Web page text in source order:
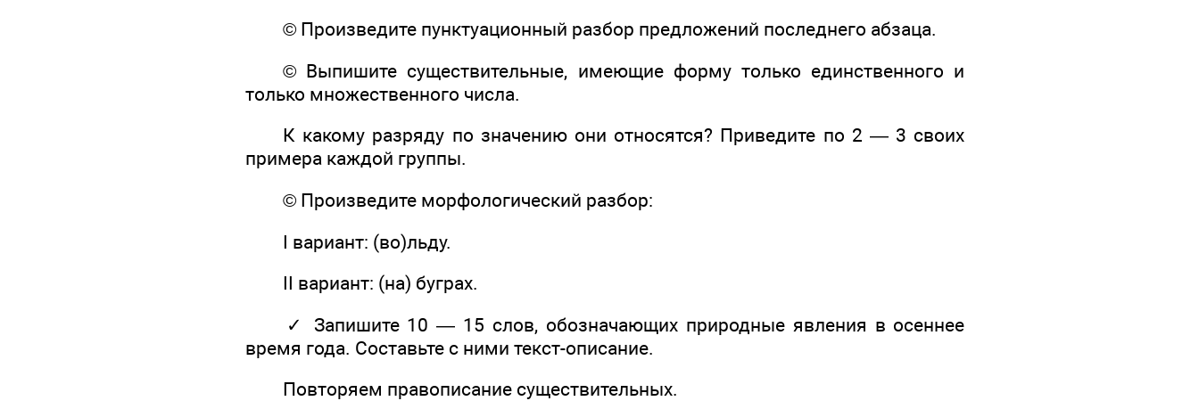
© Произведите пунктуационный разбор предложений последнего абзаца.
© Выпишите существительные, имеющие форму только единственного и
только множественного числа.
К какому разряду по значению они относятся? Приведите по 2 — 3 своих
примера каждой группы.
© Произведите морфологический разбор:
I вариант: (во)льду.
II вариант: (на) буграх.
✓ Запишите 10 — 15 слов, обозначающих природные явления в осеннее
время года. Составьте с ними текст-описание.
Повторяем правописание существительных.